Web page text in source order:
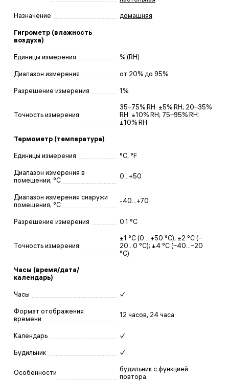
Назначение домашняя
Гигрометр (влажность
воздуха)
Единицы измерения % (RH)
Диапазон измерения от 20% до 95%
Разрешение измерения 1%
Точность измерения
35‒75% RH: ±5% RH; 20‒35%
RH: ±10% RH; 75‒95% RH:
±10% RH
Термометр (температура)
Единицы измерения °C, °F
Диапазон измерения в
помещении, °C
0...+50
Диапазон измерения снаружи
помещения, °C
-40...+70
Разрешение измерения 0.1 °C
Точность измерения
±1 °C (0… +50 °C); ±2 °C (‒
20…0 °C); ±4 °C (‒40…‒20
°C)
Часы (время/дата/
календарь)
Часы ✓
Формат отображения
времени
12 часов, 24 часа
Календарь ✓
Будильник ✓
Особенности
будильник с функцией
повтора